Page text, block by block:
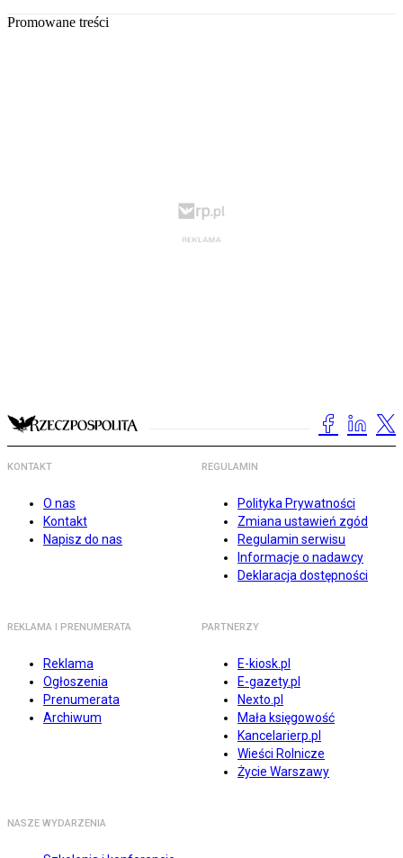
Promowane treści
KONTAKT
O nas
Kontakt
Napisz do nas
REGULAMIN
Polityka Prywatności
Zmiana ustawień zgód
Regulamin serwisu
Informacje o nadawcy
Deklaracja dostępności
REKLAMA I PRENUMERATA
Reklama
Ogłoszenia
Prenumerata
Archiwum
PARTNERZY
E-kiosk.pl
E-gazety.pl
Nexto.pl
Mała księgowość
Kancelarierp.pl
Wieści Rolnicze
Życie Warszawy
NASZE WYDARZENIA